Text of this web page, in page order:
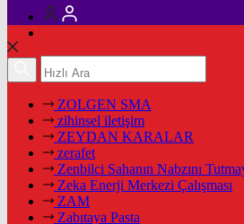
ZOLGEN SMA
zihinsel iletişim
ZEYDAN KARALAR
zerafet
Zenbilci Sahanın Nabzını
Zeka Enerji Merkezi Çalışması
ZAM
Zabıtaya Pasta